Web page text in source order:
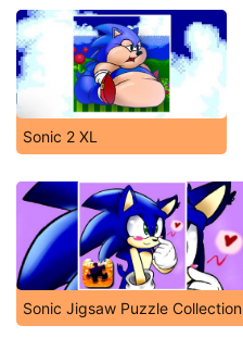
Sonic 2 XL
Sonic Jigsaw Puzzle Collection